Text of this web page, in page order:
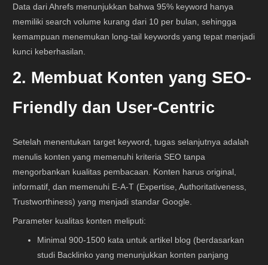
Data dari Ahrefs menunjukkan bahwa 95% keyword hanya
memiliki search volume kurang dari 10 per bulan, sehingga
kemampuan menemukan long-tail keywords yang tepat menjadi
kunci keberhasilan.
2. Membuat Konten yang SEO-
Friendly dan User-Centric
Setelah menentukan target keyword, tugas selanjutnya adalah
menulis konten yang memenuhi kriteria SEO tanpa
mengorbankan kualitas pembacaan. Konten harus original,
informatif, dan memenuhi E-A-T (Expertise, Authoritativeness,
Trustworthiness) yang menjadi standar Google.
Parameter kualitas konten meliputi:
Minimal 900-1500 kata untuk artikel blog (berdasarkan
studi Backlinko yang menunjukkan konten panjang